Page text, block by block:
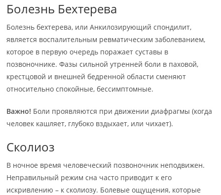
Болезнь Бехтерева
Болезнь бехтерева, или Анкилозирующий спондилит,
является воспалительным ревматическим заболеванием,
которое в первую очередь поражает суставы в
позвоночнике. Фазы сильной утренней боли в паховой,
крестцовой и внешней бедренной области сменяют
относительно спокойные, бессимптомные.
Важно! Боли проявляются при движении диафрагмы (когда
человек кашляет, глубоко вздыхает, или чихает).
Сколиоз
В ночное время человеческий позвоночник неподвижен.
Неправильный режим сна часто приводит к его
искривлению – к сколиозу. Болевые ощущения, которые